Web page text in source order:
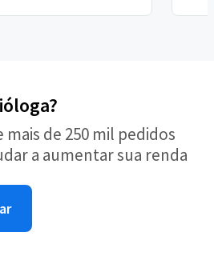
mais de 250 mil pedidos
a aumentar sua renda